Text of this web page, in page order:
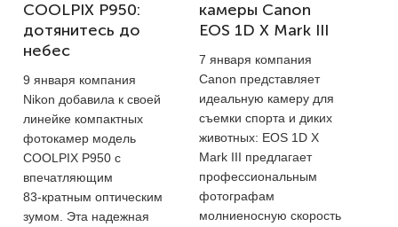
COOLPIX P950:
дотянитесь до
небес
9 января компания
Nikon добавила к своей
линейке компактных
фотокамер модель
COOLPIX P950 с
впечатляющим
83-кратным оптическим
зумом. Эта надежная
камеры Canon
EOS 1D X Mark III
7 января компания
Canon представляет
идеальную камеру для
съемки спорта и диких
животных: EOS 1D X
Mark III предлагает
профессиональным
фотографам
молниеносную скорость